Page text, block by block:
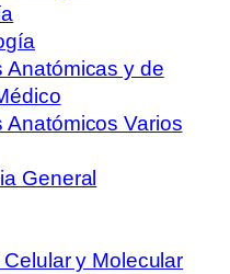
Anatómicas y de
Anatómicos Varios
General
y Molecular